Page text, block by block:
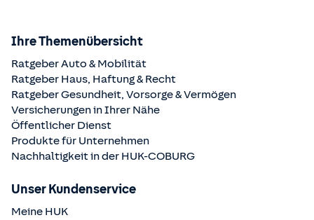
Ihre Themenübersicht
Ratgeber Auto & Mobilität
Ratgeber Haus, Haftung & Recht
Ratgeber Gesundheit, Vorsorge & Vermögen
Versicherungen in Ihrer Nähe
Öffentlicher Dienst
Produkte für Unternehmen
Nachhaltigkeit in der HUK-COBURG
Unser Kundenservice
Meine HUK